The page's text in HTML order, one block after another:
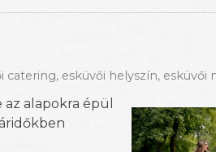
catering, esküvői helyszín, esküvői
alapokra épül